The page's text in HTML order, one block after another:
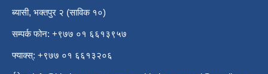
ब्यासी, भक्तपुर २ (साविक १०)
सम्पर्क फोन: +९७७ ०१ ६६१३९५७
फ्याक्स्: +९७७ ०१ ६६१३२०६